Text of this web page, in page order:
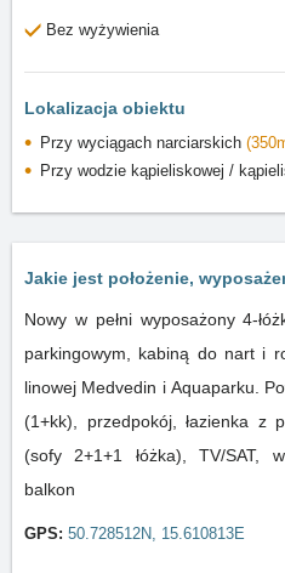
Bez wyżywienia
Lokalizacja obiektu
Przy wyciągach narciarskich
Przy wodzie kąpieliskowej /
Jakie jest położenie,
Nowy w pełni wyposażony 4-
parkingowym, kabiną do nart i
linowej Medvedin i Aquaparku.
(1+kk), przedpokój, łazienka z
(sofy 2+1+1 łóżka), TV/SAT,
balkon
GPS: 50.728512N, 15.610813E